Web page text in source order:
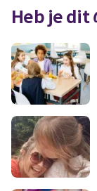
Geld
Heb je dit